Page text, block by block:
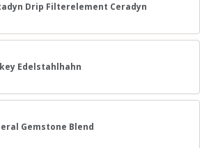
Drip Filterelement Ceradyn
Edelstahlhahn
Gemstone Blend